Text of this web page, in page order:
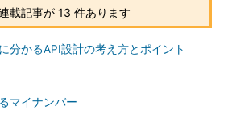
載記事が 13 件あります
分かるAPI設計の考え方とポイント
マイナンバー